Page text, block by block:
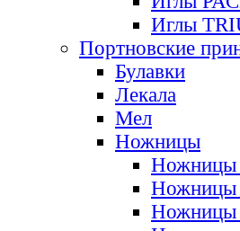
Иглы
Портновские
Булавки
Лекала
Мел
Ножницы
Ножницы
Ножницы
Ножницы